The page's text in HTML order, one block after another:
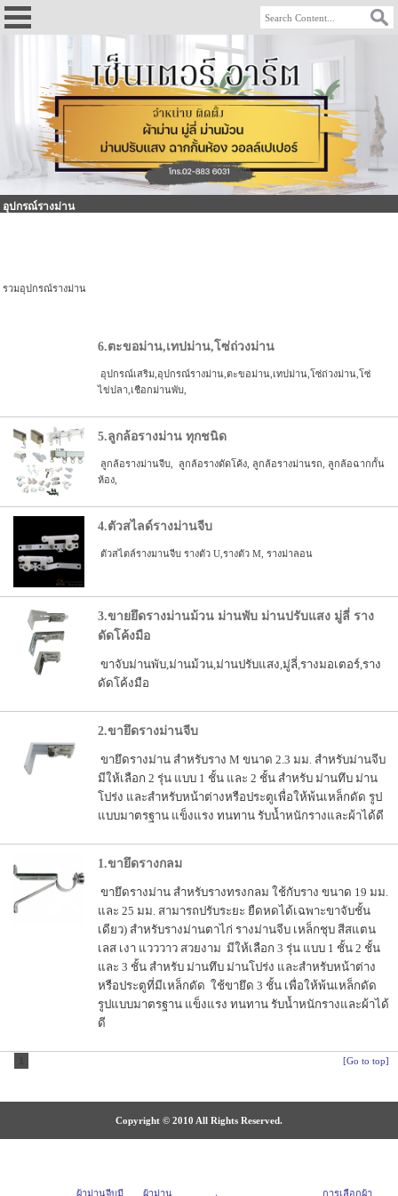
อุปกรณ์รางม่าน
รวมอุปกรณ์รางม่าน
6.ตะขอม่าน,เทปม่าน,โซ่ถ่วงม่าน
อุปกรณ์เสริม,อุปกรณ์รางม่าน,ตะขอม่าน,เทปม่าน,โซ่ถ่วงม่าน,โซ่
ไข่ปลา,เชือกม่านพับ,
5.ลูกล้อรางม่าน ทุกชนิด
ลูกล้อรางม่านจีบ, ลูกล้อรางดัดโค้ง, ลูกล้อรางม่านรถ, ลูกล้อฉากกั้น
ห้อง,
4.ตัวสไลด์รางม่านจีบ
ตัวสไตล์รางมานจีบ รางตัว U,รางตัว M, รางม่าลอน
3.ขายยึดรางม่านม้วน ม่านพับ ม่านปรับแสง มู่ลี่ ราง
ดัดโค้งมือ
ขาจับม่านพับ,ม่านม้วน,ม่านปรับแสง,มู่ลี่,รางมอเตอร์,ราง
ดัดโค้งมือ
2.ขายึดรางม่านจีบ
ขายึดรางม่าน สำหรับราง M ขนาด 2.3 มม. สำหรับม่านจีบ
มีให้เลือก 2 รุ่น แบบ 1 ชั้น และ 2 ชั้น สำหรับ ม่านทึบ ม่าน
โปร่ง และสำหรับหน้าต่างหรือประตูเพื่อให้พ้นเหล็กดัด รูป
แบบมาตรฐาน แข็งแรง ทนทาน รับน้ำหนักรางและผ้าได้ดี
1.ขายึดรางกลม
ขายึดรางม่าน สำหรับรางทรงกลม ใช้กับราง ขนาด 19 มม.
และ 25 มม. สามารถปรับระยะ ยืดหดได้เฉพาะขาจับชั้น
เดียว) สำหรับรางม่านตาไก่ รางม่านจีบ เหล็กชุบ สีสแตน
เลส เงา แวววาว สวยงาม มีให้เลือก 3 รุ่น แบบ 1 ชั้น 2 ชั้น
และ 3 ชั้น สำหรับ ม่านทึบ ม่านโปร่ง และสำหรับหน้าต่าง
หรือประตูที่มีเหล็กดัด ใช้ขายึด 3 ชั้น เพื่อให้พ้นเหล็กดัด
รูปแบบมาตรฐาน แข็งแรง ทนทาน รับน้ำหนักรางและผ้าได้
ดี
[Go to top]
Copyright © 2010 All Rights Reserved.
ผ้าม่านจีบมี ผ้าม่าน การเลือกผ้า